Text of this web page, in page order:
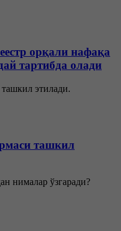
орқали нафақа
тартибда олади
ташкил